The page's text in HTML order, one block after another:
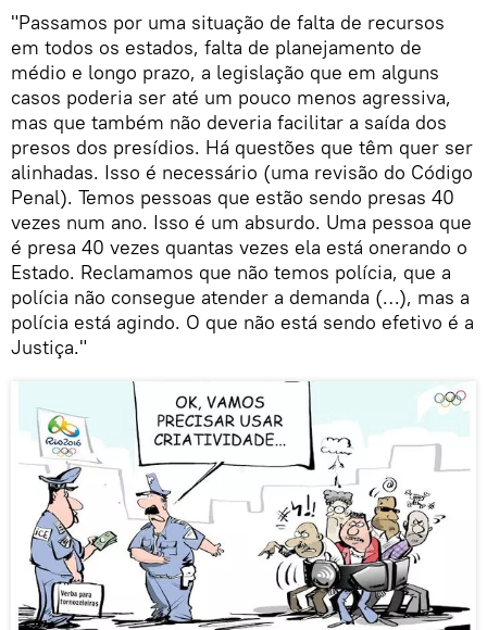
"Passamos por uma situação de falta de recursos
em todos os estados, falta de planejamento de
médio e longo prazo, a legislação que em alguns
casos poderia ser até um pouco menos agressiva,
mas que também não deveria facilitar a saída dos
presos dos presídios. Há questões que têm quer ser
alinhadas. Isso é necessário (uma revisão do Código
Penal). Temos pessoas que estão sendo presas 40
vezes num ano. Isso é um absurdo. Uma pessoa que
é presa 40 vezes quantas vezes ela está onerando o
Estado. Reclamamos que não temos polícia, que a
polícia não consegue atender a demanda (…), mas a
polícia está agindo. O que não está sendo efetivo é a
Justiça."